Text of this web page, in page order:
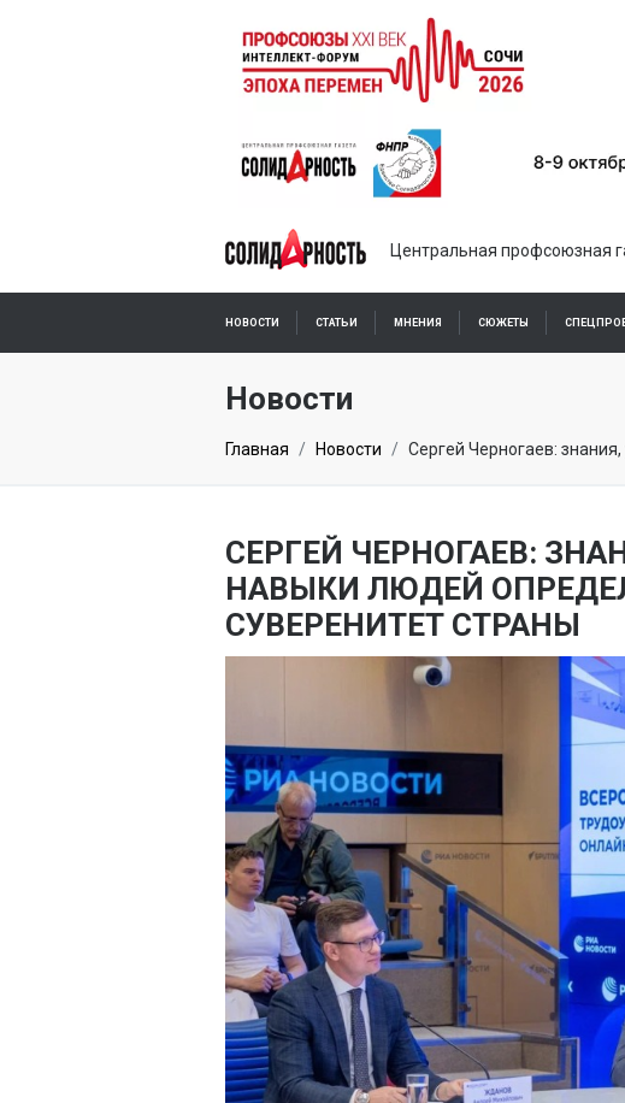
Центральная профсоюзная
НОВОСТИ СТАТЬИ МНЕНИЯ СЮЖЕТЫ
ПОДПИСКА ОНЛАЙН
Новости
Главная Новости Сергей Черногаев:
СЕРГЕЙ ЧЕРНОГАЕВ:
НАВЫКИ ЛЮДЕЙ
СУВЕРЕНИТЕТ СТРАНЫ